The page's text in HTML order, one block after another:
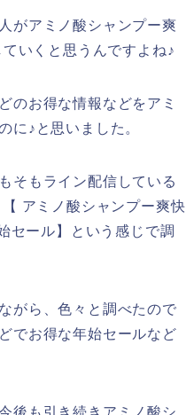
がアミノ酸シャンプー爽
いくと思うんですよね♪
のお得な情報などをアミ
に♪と思いました。
そもライン配信している
アミノ酸シャンプー爽快
セール】という感じで調
がら、色々と調べたので
でお得な年始セールなど